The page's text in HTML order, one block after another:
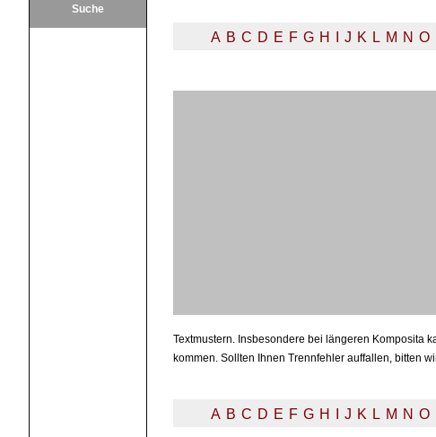
Suche
A B C D E F G H J K L M N O
Textmustern. Insbesondere bei längeren Komposita
kommen. Sollten Ihnen Trennfehler auffallen, bitten
A B C D E F G H J K L M N O